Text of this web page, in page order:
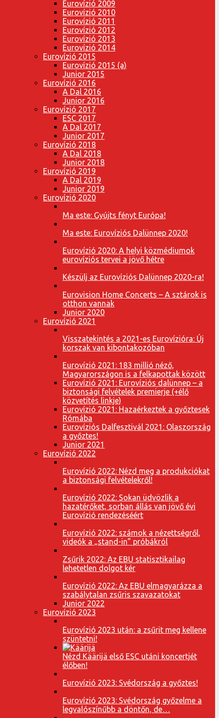
Eurovízió 2009
Eurovízió 2010
Eurovízió 2011
Eurovízió 2012
Eurovízió 2013
Eurovízió 2014
Eurovízió 2015
Eurovízió 2015 (a)
Junior 2015
Eurovízió 2016
A Dal 2016
Junior 2016
Eurovízió 2017
ESC 2017
A Dal 2017
Junior 2017
Eurovízió 2018
A Dal 2018
Junior 2018
Eurovízió 2019
A Dal 2019
Junior 2019
Eurovízió 2020
Ma este: Gyújts fényt Európa!
Ma este: Eurovíziós Dalünnep 2020!
Eurovízió 2020: A helyi közmédiumok
eurovíziós tervei a jövő hétre
Készülj az Eurovíziós Dalünnep 2020-ra!
Eurovision Home Concerts – A sztárok is
otthon vannak
Junior 2020
Eurovízió 2021
Visszatekintés a 2021-es Eurovízióra: Új
korszak van kibontakozóban
Eurovízió 2021: 183 millió néző,
Magyarországon is a felkapottak között
Eurovízió 2021: Eurovíziós dalünnep – a
biztonsági felvételek premierje (+élő
közvetítés linkje)
Eurovízió 2021: Hazaérkeztek a győztesek
Rómába
Eurovíziós Dalfesztivál 2021: Olaszország
a győztes!
Junior 2021
Eurovízió 2022
Eurovízió 2022: Nézd meg a produkciókat
a biztonsági felvételekről!
Eurovízió 2022: Sokan üdvözlik a
hazatérőket, sorban állás van jövő évi
Eurovízió rendezéséért
Eurovízió 2022: számok a nézettségről,
videók a „stand-in” próbákról
Zsűrik 2022: Az EBU statisztikailag
lehetetlen dolgot kér
Eurovízió 2022: Az EBU elmagyarázza a
szabálytalan zsűris szavazatokat
Junior 2022
Eurovízió 2023
Eurovízió 2023 után: a zsűrit meg kellene
szüntetni!
Nézd Käärijä első ESC utáni koncertjét
élőben!
Eurovízió 2023: Svédország a győztes!
Eurovízió 2023: Svédország győzelme a
legvalószínűbb a döntőn, de…